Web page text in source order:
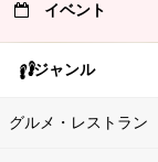
イベント
ジャンル
グルメ・レストラン